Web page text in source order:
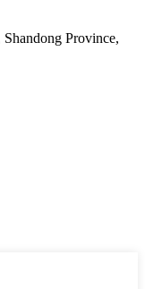
Province,